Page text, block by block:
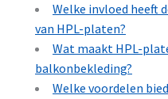
Welke invloed heeft
van HPL-platen?
Wat maakt HPL-
balkonbekleding?
Welke voordelen